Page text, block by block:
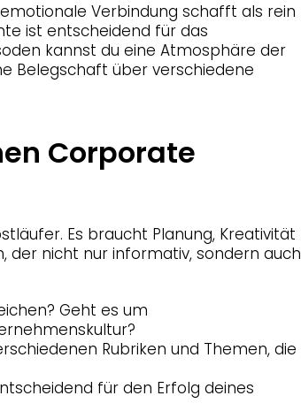
Verbindung schafft als rein
ist entscheidend für das
kannst du eine Atmosphäre der
Belegschaft über verschiedene
Corporate
Es braucht Planung, Kreativität
der nicht nur informativ, sondern auch
Geht es um
Rubriken und Themen, die
für den Erfolg deines